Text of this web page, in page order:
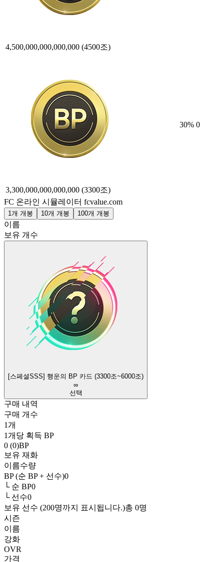
4,500,000,000,000,000 (4500조)
3,300,000,000,000,000 (3300조)
30% 0
FC 온라인 시뮬레이터 fcvalue.com
1개 개봉 10개 개봉 100개 개봉
이름
보유 개수
[스페셜SSS] 행운의 BP 카드 (3300조~6000조)
∞
선택
구매 내역
구매 개수
1개
1개당 획득 BP
0 (0)BP
보유 재화
이름수량
BP (순 BP + 선수)0
└ 순 BP0
└ 선수0
보유 선수 (200명까지 표시됩니다.)총 0명
시즌
이름
강화
OVR
가격